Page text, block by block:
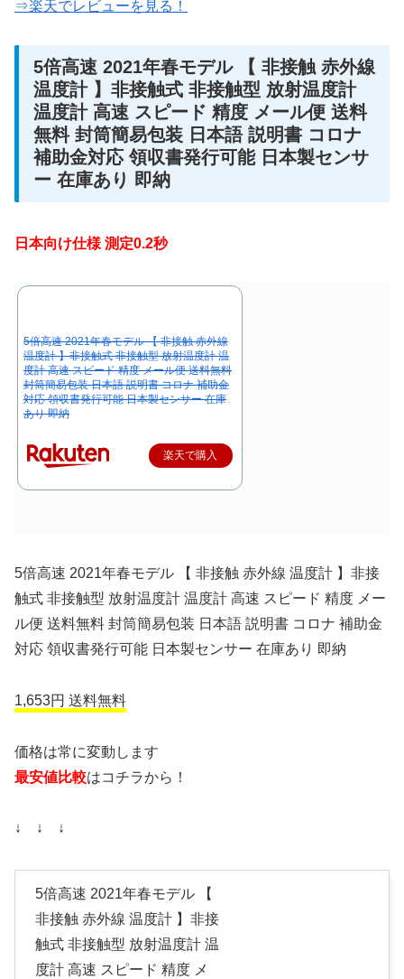
⇒楽天でレビューを見る！
5倍高速 2021年春モデル 【 非接触 赤外線
温度計 】非接触式 非接触型 放射温度計
温度計 高速 スピード 精度 メール便 送料
無料 封筒簡易包装 日本語 説明書 コロナ
補助金対応 領収書発行可能 日本製センサ
ー 在庫あり 即納
日本向け仕様 測定0.2秒
5倍高速 2021年春モデル 【 非接触 赤外線
温度計 】非接触式 非接触型 放射温度計 温
度計 高速 スピード 精度 メール便 送料無料
封筒簡易包装 日本語 説明書 コロナ 補助金
対応 領収書発行可能 日本製センサー 在庫
あり 即納
楽天で購入
5倍高速 2021年春モデル 【 非接触 赤外線 温度計 】非接
触式 非接触型 放射温度計 温度計 高速 スピード 精度 メー
ル便 送料無料 封筒簡易包装 日本語 説明書 コロナ 補助金
対応 領収書発行可能 日本製センサー 在庫あり 即納
1,653円 送料無料
価格は常に変動します
最安値比較はコチラから！
↓ ↓ ↓
5倍高速 2021年春モデル 【
非接触 赤外線 温度計 】非接
触式 非接触型 放射温度計 温
度計 高速 スピード 精度 メ